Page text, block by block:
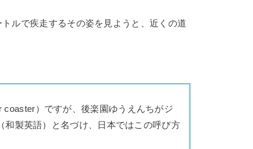
ルで疾走するその姿を見ようと、近くの道
）ですが、後楽園ゆうえんちがジ
和製英語）と名づけ、日本ではこの呼び方